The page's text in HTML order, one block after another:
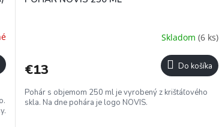
Skladom (6 ks)
€13 Do košíka
Pohár s objemom 250 ml je vyrobený z krištáľového
skla. Na dne pohára je logo NOVIS.